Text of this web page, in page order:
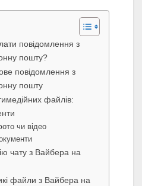
повідомлення з
пошту?
повідомлення з
пошту
файлів:
чи відео
чату з Вайбера на
файли з Вайбера на